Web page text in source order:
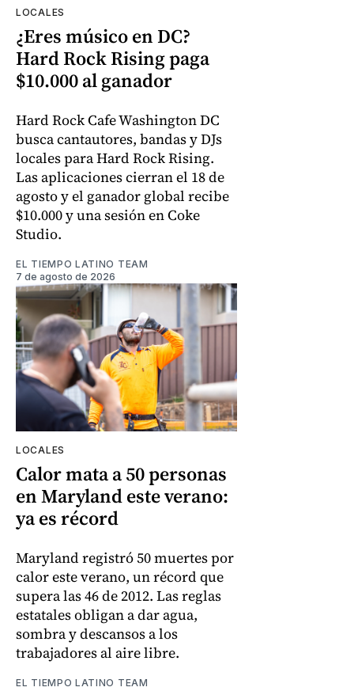
LOCALES
¿Eres músico en DC?
Hard Rock Rising paga
$10.000 al ganador
Hard Rock Cafe Washington DC
busca cantautores, bandas y DJs
locales para Hard Rock Rising.
Las aplicaciones cierran el 18 de
agosto y el ganador global recibe
$10.000 y una sesión en Coke
Studio.
EL TIEMPO LATINO TEAM
7 de agosto de 2026
LOCALES
Calor mata a 50 personas
en Maryland este verano:
ya es récord
Maryland registró 50 muertes por
calor este verano, un récord que
supera las 46 de 2012. Las reglas
estatales obligan a dar agua,
sombra y descansos a los
trabajadores al aire libre.
EL TIEMPO LATINO TEAM